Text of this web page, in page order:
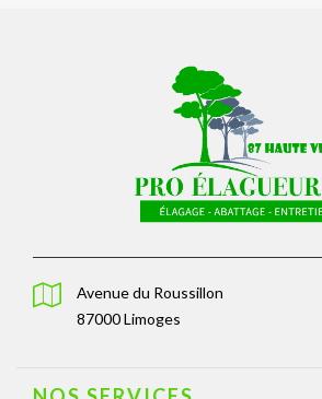
Avenue du Roussillon
87000 Limoges